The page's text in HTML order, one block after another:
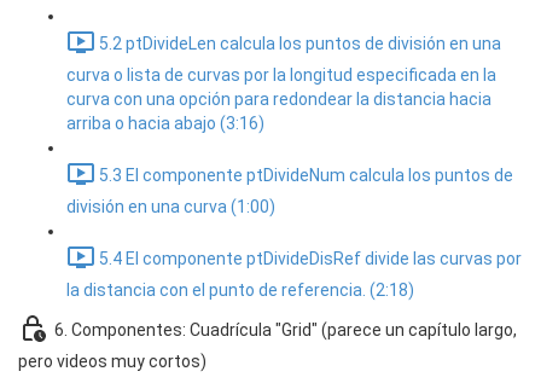
5.2 ptDivideLen calcula los puntos de división en una
curva o lista de curvas por la longitud especificada en la
curva con una opción para redondear la distancia hacia
arriba o hacia abajo (3:16)
5.3 El componente ptDivideNum calcula los puntos de
división en una curva (1:00)
5.4 El componente ptDivideDisRef divide las curvas por
la distancia con el punto de referencia. (2:18)
6. Componentes: Cuadrícula "Grid" (parece un capítulo largo,
pero videos muy cortos)